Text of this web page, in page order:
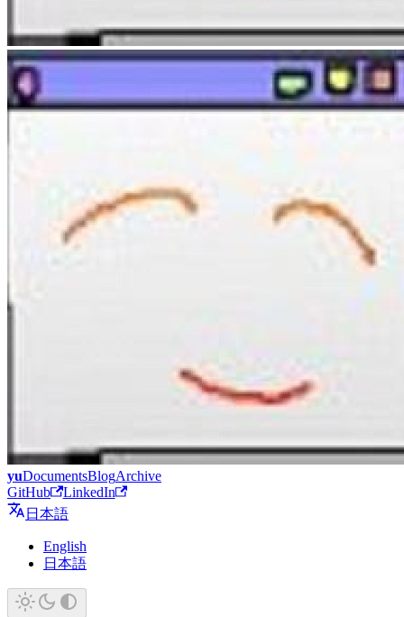
yuDocumentsBlogArchive
GitHub
LinkedIn
日本語
English
日本語